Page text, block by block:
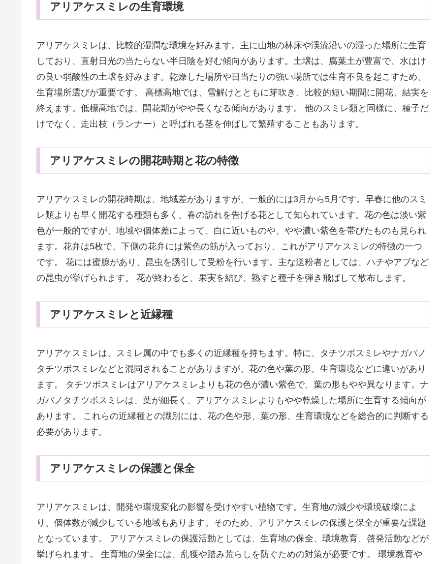
アリアケスミレの生育環境
アリアケスミレは、比較的湿潤な環境を好みます。主に山地の林床や渓流沿いの湿った場所に生育
しており、直射日光の当たらない半日陰を好む傾向があります。土壌は、腐葉土が豊富で、水はけ
の良い弱酸性の土壌を好みます。乾燥した場所や日当たりの強い場所では生育不良を起こすため、
生育場所選びが重要です。 高標高地では、雪解けとともに芽吹き、比較的短い期間に開花、結実を
終えます。低標高地では、開花期がやや長くなる傾向があります。 他のスミレ類と同様に、種子だ
けでなく、走出枝（ランナー）と呼ばれる茎を伸ばして繁殖することもあります。
アリアケスミレの開花時期と花の特徴
アリアケスミレの開花時期は、地域差がありますが、一般的には3月から5月です。早春に他のスミ
レ類よりも早く開花する種類も多く、春の訪れを告げる花として知られています。花の色は淡い紫
色が一般的ですが、地域や個体差によって、白に近いものや、やや濃い紫色を帯びたものも見られ
ます。花弁は5枚で、下側の花弁には紫色の筋が入っており、これがアリアケスミレの特徴の一つ
です。 花には蜜腺があり、昆虫を誘引して受粉を行います。主な送粉者としては、ハチやアブなど
の昆虫が挙げられます。 花が終わると、果実を結び、熟すと種子を弾き飛ばして散布します。
アリアケスミレと近縁種
アリアケスミレは、スミレ属の中でも多くの近縁種を持ちます。特に、タチツボスミレやナガバノ
タチツボスミレなどと混同されることがありますが、花の色や葉の形、生育環境などに違いがあり
ます。 タチツボスミレはアリアケスミレよりも花の色が濃い紫色で、葉の形もやや異なります。ナ
ガバノタチツボスミレは、葉が細長く、アリアケスミレよりもやや乾燥した場所に生育する傾向が
あります。 これらの近縁種との識別には、花の色や形、葉の形、生育環境などを総合的に判断する
必要があります。
アリアケスミレの保護と保全
アリアケスミレは、開発や環境変化の影響を受けやすい植物です。生育地の減少や環境破壊によ
り、個体数が減少している地域もあります。そのため、アリアケスミレの保護と保全が重要な課題
となっています。 アリアケスミレの保護活動としては、生育地の保全、環境教育、啓発活動などが
挙げられます。 生育地の保全には、乱獲や踏み荒らしを防ぐための対策が必要です。 環境教育や